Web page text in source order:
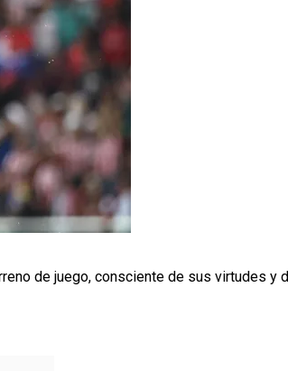
de juego, consciente de sus virtudes y